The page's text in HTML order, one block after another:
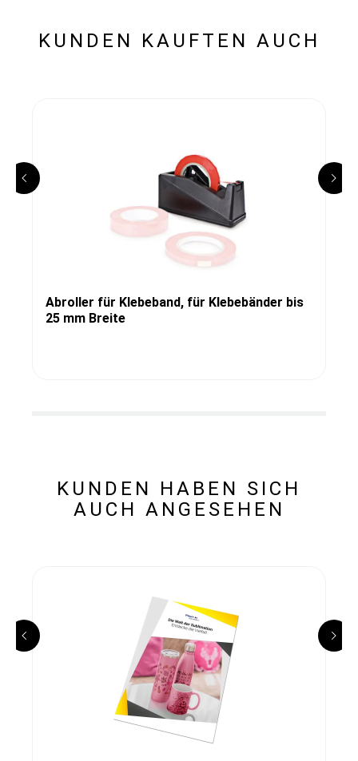
KUNDEN KAUFTEN AUCH
Abroller für Klebeband, für Klebebänder bis
25 mm Breite
KUNDEN HABEN SICH
AUCH ANGESEHEN